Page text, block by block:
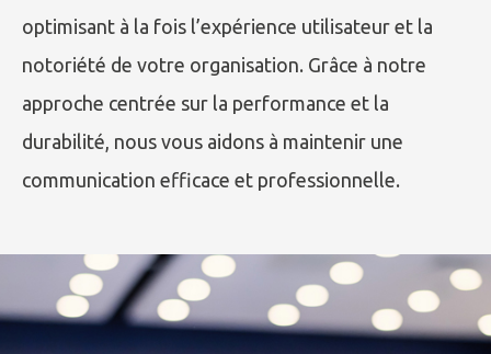
optimisant à la fois l’expérience utilisateur et la
notoriété de votre organisation. Grâce à notre
approche centrée sur la performance et la
durabilité, nous vous aidons à maintenir une
communication efficace et professionnelle.